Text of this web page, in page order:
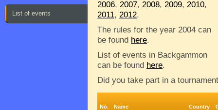
List of events
2006, 2007, 2008, 2009, 2010,
2011, 2012.
The rules for the year 2004 can
be found here.
List of events in Backgammon
can be found here.
Did you take part in a
No. Name Country